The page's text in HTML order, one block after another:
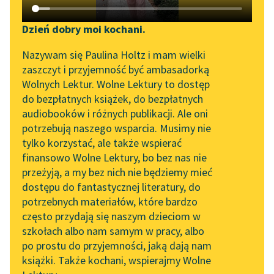
Katalog DAISY
Podkasty o książkach
Zgłoś brak utworu
Aktualności
Spotkanie z Katarzyną
Tunkiel w Oslo
Wolne Lektury na 32.
Pol’and’Rock Festivalu
„Kochanek Lady
Chatterley” do słuchania
na Wolnych Lekturach
Nowy audiobook –
„Marzenie o Oriencie”
Sophie Elkan
Kolekcja Nadwyraz.com x
Narzędzia
Mapa Wolnych Lektur
Leśmianator
Przewodnik dla piszących i
czytających
API
OAI-PMH
Widget Wolnych Lektur
Przypisy
Dzień dobry moi kochani.
Nazywam się Paulina Holtz i mam wielki
zaszczyt i przyjemność być ambasadorką
Wolnych Lektur. Wolne Lektury to dostęp
do bezpłatnych książek, do bezpłatnych
audiobooków i różnych publikacji. Ale oni
potrzebują naszego wsparcia. Musimy nie
tylko korzystać, ale także wspierać
finansowo Wolne Lektury, bo bez nas nie
przeżyją, a my bez nich nie będziemy mieć
dostępu do fantastycznej literatury, do
potrzebnych materiałów, które bardzo
często przydają się naszym dzieciom w
szkołach albo nam samym w pracy, albo
po prostu do przyjemności, jaką dają nam
książki. Także kochani, wspierajmy Wolne
Sortuj:
Bajka Heinricha Hoffmanna